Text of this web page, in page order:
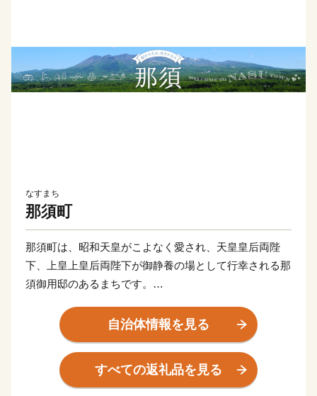
なすまち
那須町
那須町は、昭和天皇がこよなく愛され、天皇皇后両陛
下、上皇上皇后両陛下が御静養の場として行幸される那
須御用邸のあるまちです。
那須連山の麓に、歴史ある那須温泉郷をはじめ、豊かな
自然と調和したレジャー施設やリゾートホテル、別荘地
など充実した観光資源とともに、お客様を迎えておりま
自治体情報を見る
すべての返礼品を見る